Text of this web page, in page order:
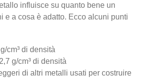
influisce su quanto bene un
e a cosa è adatto. Ecco alcuni punti
cm³ di densità
g/cm³ di densità
di altri metalli usati per costruire